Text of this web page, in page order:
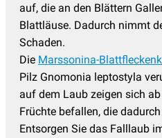
auf, die an den Blättern
Blattläuse. Dadurch nimmt
Schaden.
Die Marssonina-
Pilz Gnomonia leptostyla
auf dem Laub zeigen sich
Früchte befallen, die
Entsorgen Sie das Falllaub